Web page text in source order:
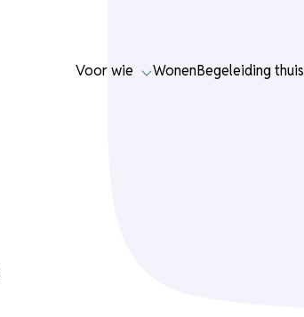
Voor wie WonenBegeleiding thuis